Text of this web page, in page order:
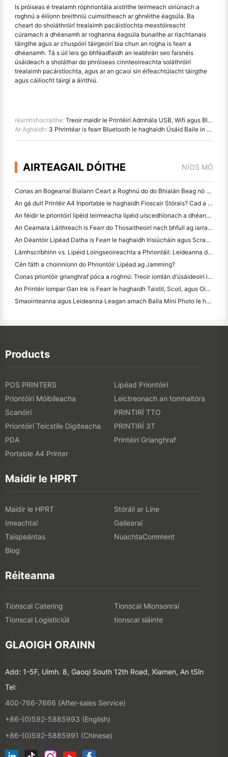
Is próiseas é trealamh róphriontála aistrithe teirmeach oiriúnach a
roghnú a éilíonn breithniú cuimsitheach ar ghnéithe éagsúla. Ba
cheart do sholáthróirí trealaimh pacáistíochta meastóireacht
cúramach a dhéanamh ar roghanna éagsúla bunaithe ar riachtanais
táirgthe agus ar chuspóirí táirgeoirí bia chun an rogha is fearr a
dhéanamh. Tá s úil leis go bhféadfaidh an leabhrán seo faisnéis
úsáideach a sholáthar do phróiseas cinnteoireachta soláthróirí
trealaimh pacáistíochta, agus ar an gcaoi sin éifeachtúlacht táirgthe
agus cáilíocht táirgí a áirithiú.
réamhshocraithe: Treoir maidir le Printéirí Admhála USB, Wifi agus Bluetooth le haghaidh iPad
Ar Aghaidh: 3 Phrintéar is fearr Bluetooth le haghaidh Úsáid Baile in 2023: Grianghraf, Lipéad agus Priontáil A4
AIRTEAGAIL DÓITHE NÍOS MÓ
Conas an Bogearraí Bialann Ceart a Roghnú do do Bhialán Beag nó Meánmhéide
An gá duit Printéir A4 Inportable le haghaidh Fioscair Stórais? Cad a Oibríonn i ndáiríre
An féidir le priontóirí lipéid teirmeacha lipéid uiscedhíonach a dhéanamh do tháirgí gnó beag?
An Ceamara Láithreach is Fearr do Thosaitheoirí nach bhfuil ag iarraidh páipéar a chaitheamh
An Déantóir Lipéad Datha is Fearr le haghaidh Irisiúcháin agus Scrapbooking: Cuir Tuilleadh Datha le Gach Leathanach
Lámhscríbhinn vs. Lipéid Loingseoireachta a Phriontáil: Leideanna do Ghnólachtaí Beaga in 2026
Cén fáth a choinníonn do Phriontóir Lipéad ag Jamming?
Conas priontóir grianghraf póca a roghnú: Treoir iomlán d'úsáideoirí iris, taistil agus iPhone
An Printéir Iompar Gan Ink is Fearr le haghaidh Taistil, Scoil, agus Oibre Soghluaiste: Athbhreithniú Hanin MT620 Pro
Smaointeanna agus Leideanna Leagan amach Balla Mini Photo le haghaidh maisiú seomra leapa agus dormitory
Products
POS PRINTERS
Lipéad Priontóirí
Priontóirí Móibíleacha
Leictreonach an tomhaltóra
Scanóirí
PRINTIRÍ TTO
Priontóirí Teicstíle Digiteacha
PRINTIRÍ 3T
PDA
Printéirí Grianghraf
Portable A4 Printer
Maidir le HPRT
Maidir le HPRT
Stóráil ar Líne
Imeachtaí
Gailearaí
Taispeántas
NuachtaComment
Blog
Réiteanna
Tionscal Catering
Tionscal Mionsonraí
Tionscal Logisticiúil
tionscal sláinte
GLAOIGH ORAINN
Add: 1-5F, Uimh. 8, Gaoqi South 12th Road, Xiamen, An tSín
Tel:
400-766-7666 (After-sales Service)
+86-(0)592-5885993 (English)
+86-(0)592-5885991 (Chinese)